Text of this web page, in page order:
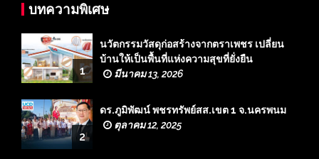
บทความพิเศษ
1
นวัตกรรมวัสดุก่อสร้างจากตราเพชร เปลี่ยน
บ้านให้เป็นพื้นที่แห่งความสุขที่ยั่งยืน
มีนาคม 13, 2026
2
ดร.ภูมิพัฒน์ พชรทรัพย์สส.เขต 1 จ.นครพนม
ตุลาคม 12, 2025